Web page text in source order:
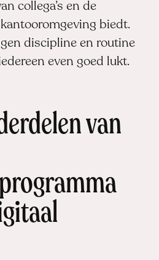
collega’s en de
biedt.
discipline en routine
even goed lukt.
van